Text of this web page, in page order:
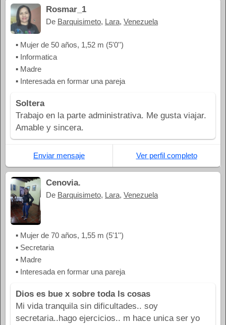
Rosmar_1
De Barquisimeto, Lara, Venezuela
▪ Mujer de 50 años, 1,52 m (5'0'')
▪ Informatica
▪ Madre
▪ Interesada en formar una pareja
Soltera
Trabajo en la parte administrativa. Me gusta viajar.
Amable y sincera.
Enviar mensaje Ver perfil completo
Cenovia.
De Barquisimeto, Lara, Venezuela
▪ Mujer de 70 años, 1,55 m (5'1'')
▪ Secretaria
▪ Madre
▪ Interesada en formar una pareja
Dios es bue x sobre toda ls cosas
Mi vida tranquila sin dificultades.. soy
secretaria..hago ejercicios.. m hace unica ser yo